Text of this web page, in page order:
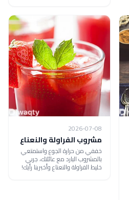
2026-07-08
مشروب الفراولة والنعناع
خففي من حرارة الجوع واستمتعي
بالمشروب البارد مع عائلتك، جربي
خليط الفراولة والنعناع وأخبرينا رأيك!